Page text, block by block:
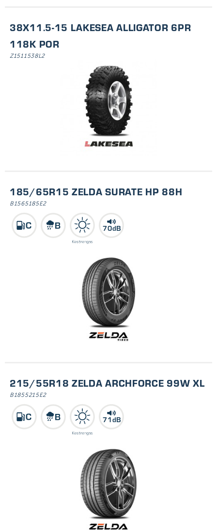
38X11.5-15 LAKESEA ALLIGATOR 6PR
118K POR
Z1511538L2
185/65R15 ZELDA SURATE HP 88H
B1565185E2
70dB
215/55R18 ZELDA ARCHFORCE 99W XL
B1855215E2
71dB